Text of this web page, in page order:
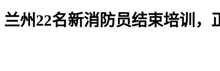
兰州22名新消防员结束培训，